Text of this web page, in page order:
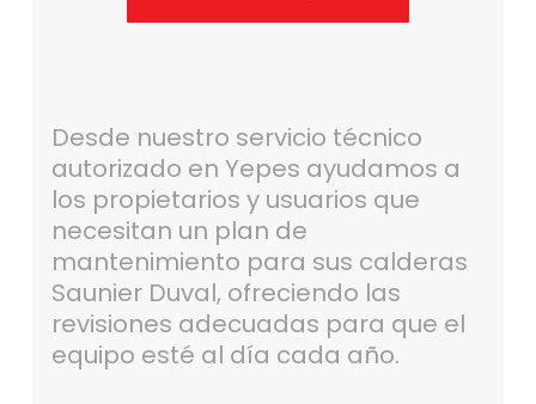
Desde nuestro servicio técnico
autorizado en Yepes ayudamos a
los propietarios y usuarios que
necesitan un plan de
mantenimiento para sus calderas
Saunier Duval, ofreciendo las
revisiones adecuadas para que el
equipo esté al día cada año.